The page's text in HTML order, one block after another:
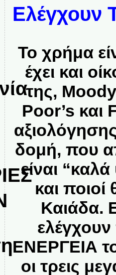
Ελέγχουν
Το χρήμα
έχει και
της,
Poor’s και
δομή, που
είναι
και
Καιάδα.
ΕΝΕΡΓΕΙΑ
οι τρεις